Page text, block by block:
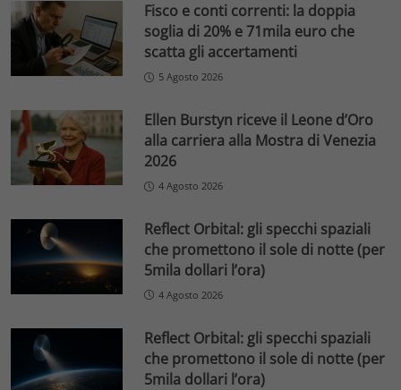
Fisco e conti correnti: la doppia
soglia di 20% e 71mila euro che
scatta gli accertamenti
5 Agosto 2026
Ellen Burstyn riceve il Leone d’Oro
alla carriera alla Mostra di Venezia
2026
4 Agosto 2026
Reflect Orbital: gli specchi spaziali
che promettono il sole di notte (per
5mila dollari l’ora)
4 Agosto 2026
Reflect Orbital: gli specchi spaziali
che promettono il sole di notte (per
5mila dollari l’ora)